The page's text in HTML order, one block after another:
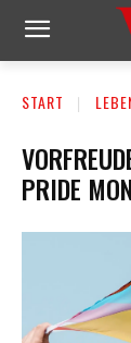
START
PRIDE